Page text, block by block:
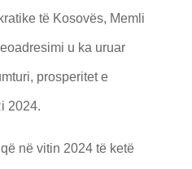
të Kosovës, Memli
u ka uruar
prosperitet e
2024.
në vitin 2024 të ketë